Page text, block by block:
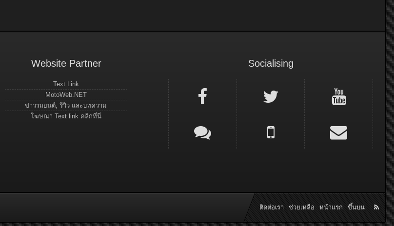
Website Partner
Text Link
MotoWeb.NET
ข่าวรถยนต์, รีวิว และบทความ
โฆษณา Text link คลิกที่นี่
Socialising
ติดต่อเรา ช่วยเหลือ หน้าแรก ขึ้นบน